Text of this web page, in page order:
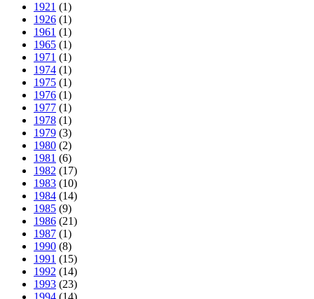
1921 (1)
1926 (1)
1961 (1)
1965 (1)
1971 (1)
1974 (1)
1975 (1)
1976 (1)
1977 (1)
1978 (1)
1979 (3)
1980 (2)
1981 (6)
1982 (17)
1983 (10)
1984 (14)
1985 (9)
1986 (21)
1987 (1)
1990 (8)
1991 (15)
1992 (14)
1993 (23)